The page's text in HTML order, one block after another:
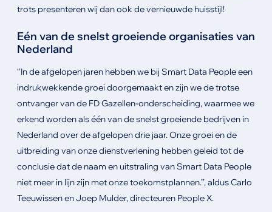
trots presenteren wij dan ook de vernieuwde huisstijl!
Eén van de snelst groeiende organisaties van
Nederland
‘’In de afgelopen jaren hebben we bij Smart Data People een
indrukwekkende groei doorgemaakt en zijn we de trotse
ontvanger van de FD Gazellen-onderscheiding, waarmee we
erkend worden als één van de snelst groeiende bedrijven in
Nederland over de afgelopen drie jaar. Onze groei en de
uitbreiding van onze dienstverlening hebben geleid tot de
conclusie dat de naam en uitstraling van Smart Data People
niet meer in lijn zijn met onze toekomstplannen.’’, aldus Carlo
Teeuwissen en Joep Mulder, directeuren People X.